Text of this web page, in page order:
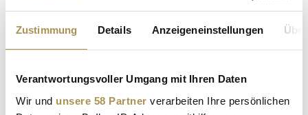
Zustimmung Details Anzeigeneinstellungen
Verantwortungsvoller Umgang mit Ihren Daten
Wir und unsere 58 Partner verarbeiten Ihre persönlichen
Setzen Sie die gesuchten Wörter zwischen
Anführungszeichen: zb "Vorname Nachname".
Preisverfall bei gebrauchten Premium-E-Autos:
Hersteller kämpfen mit Milliardenrisiken